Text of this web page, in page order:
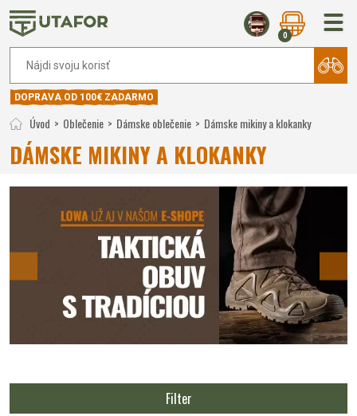
0
DOPRAVA OD 100€ ZADARMO
Úvod Oblečenie Dámske oblečenie Dámske mikiny a klokanky
DÁMSKE MIKINY A KLOKANKY
Filter